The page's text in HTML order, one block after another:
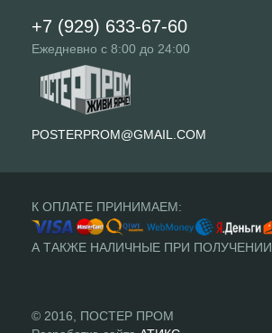
+7 (929) 633-67-60
Ежедневно с 8:00 до 24:00
POSTERPROM@GMAIL.COM
К ОПЛАТЕ ПРИНИМАЕМ:
А ТАКЖЕ НАЛИЧНЫЕ ПРИ ПОЛУЧЕНИИ
© 2016, ПОСТЕР ПРОМ